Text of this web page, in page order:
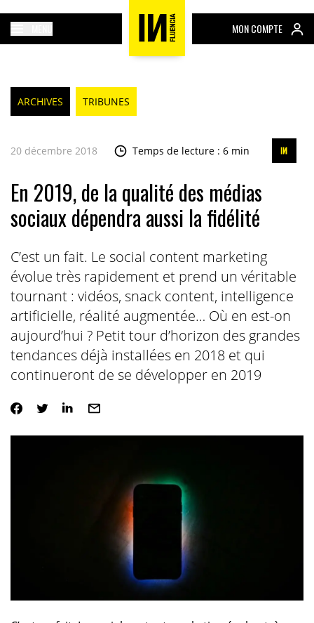
MON COMPTE
ARCHIVES TRIBUNES
20 décembre 2018 Temps de lecture : 6 min
En 2019, de la qualité des médias
sociaux dépendra aussi la fidélité
C’est un fait. Le social content marketing
évolue très rapidement et prend un véritable
tournant : vidéos, snack content, intelligence
artificielle, réalité augmentée… Où en est-on
aujourd’hui ? Petit tour d’horizon des grandes
tendances déjà installées en 2018 et qui
continueront de se développer en 2019